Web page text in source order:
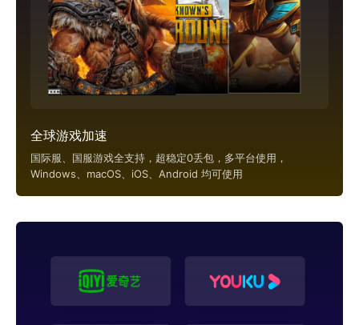
全球游戏加速
国际服、国服游戏全支持，超稳定0丢包，多平台使用，
Windows、macOS、iOS、Android 均可使用